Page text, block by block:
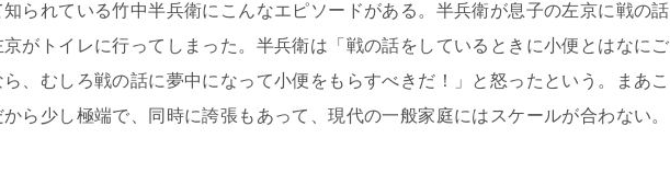
られている竹中半兵衛にこんなエピソードがある。半兵衛が息子の左京に戦の話
がトイレに行ってしまった。半兵衛は「戦の話をしているときに小便とはなにご
、むしろ戦の話に夢中になって小便をもらすべきだ！」と怒ったという。まあこ
ら少し極端で、同時に誇張もあって、現代の一般家庭にはスケールが合わない。